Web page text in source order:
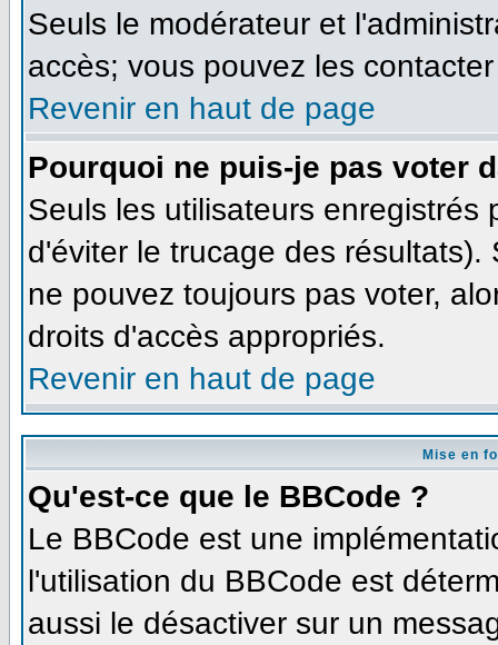
Seuls le modérateur et
accès; vous pouvez les
Revenir en haut de page
Pourquoi ne puis-je pas voter
Seuls les utilisateurs
d'éviter le trucage des
ne pouvez toujours pas voter,
droits d'accès appropriés.
Revenir en haut de page
Mise en
Qu'est-ce que le BBCode ?
Le BBCode est une
l'utilisation du BBCode est
aussi le désactiver sur un